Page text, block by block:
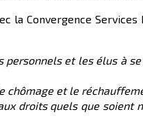
la Convergence Services
personnels et les élus à
et le
droits quels que soient